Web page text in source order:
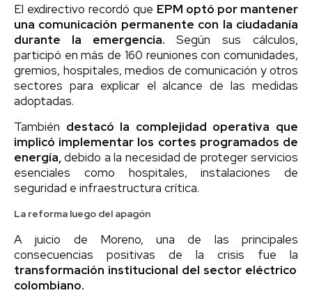
El exdirectivo recordó que EPM optó por mantener
una comunicación permanente con la ciudadanía
durante la emergencia. Según sus cálculos,
participó en más de 160 reuniones con comunidades,
gremios, hospitales, medios de comunicación y otros
sectores para explicar el alcance de las medidas
adoptadas.
También destacó la complejidad operativa que
implicó implementar los cortes programados de
energía,debido a la necesidad de proteger servicios
esenciales como hospitales, instalaciones de
seguridad e infraestructura crítica.
La reforma luego del apagón
A juicio de Moreno, una de las principales
consecuencias positivas de la crisis fue la
transformación institucional del sector eléctrico
colombiano.